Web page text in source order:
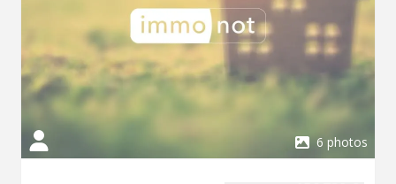
6 photos